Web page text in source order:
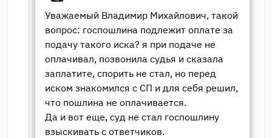
Уважаемый Владимир Михайлович, такой
вопрос: госпошлина подлежит оплате за
подачу такого иска? я при подаче не
оплачивал, позвонила судья и сказала
заплатите, спорить не стал, но перед
иском знакомился с СП и для себя решил,
что пошлина не оплачивается.
Да и вот еще, суд не стал госпошлину
взыскивать с ответчиков.